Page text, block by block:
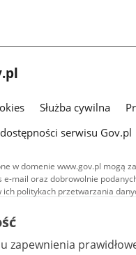
Służba cywilna
serwisu Gov.pl
w domenie www.gov.pl mogą
e-mail oraz dobrowolnie
ich politykach przetwarzania
Treści tekstowe publikowane w
udostępniane na licencji typu
warunkach 4.0 (CC BY-SA 4.0).
są udostępniane na licencji typu
zapewnienia